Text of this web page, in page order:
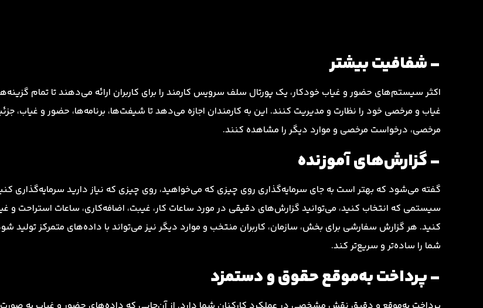
– شفافیت بیشتر
اکثر سیستم‌های حضور و غیاب خودکار، یک پورتال سلف سرویس کارمند را برای کاربران ارائه می‌دهند تا تمام
غیاب و مرخصی خود را نظارت و مدیریت کنند. این به کارمندان اجازه می‌دهد تا شیفت‌ها، برنامه‌ها، حضور و غیاب،
مرخصی، درخواست مرخصی و موارد دیگر را مشاهده کنند.
– گزارش‌های آموزنده
گفته می‌شود که بهتر است به جای سرمایه‌گذاری روی چیزی که می‌خواهید، روی چیزی که نیاز دارید سرمایه‌گذاری
سیستمی که انتخاب کنید، می‌توانید گزارش‌های دقیقی در مورد ساعات کار، غیبت، اضافه‌کاری، ساعات استراحت و
کنید. هر گزارش سفارشی برای بخش، سازمان، کاربران منتخب و موارد دیگر نیز می‌تواند با داده‌های متمرکز تولید
شما را ساده‌تر و سریع‌تر کند.
– پرداخت به‌موقع حقوق و دستمزد